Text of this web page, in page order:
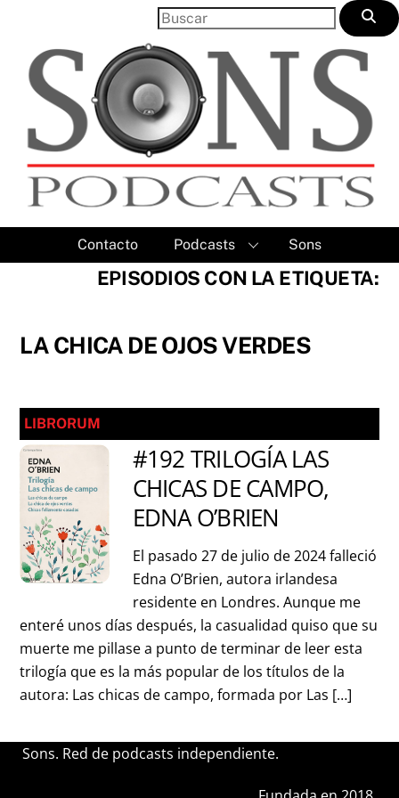
content
Contacto Podcasts Sons
EPISODIOS CON LA ETIQUETA:
LA CHICA DE OJOS VERDES
LIBRORUM
#192 TRILOGÍA LAS
CHICAS DE CAMPO,
EDNA O’BRIEN
El pasado 27 de julio de 2024 falleció
Edna O’Brien, autora irlandesa
residente en Londres. Aunque me
enteré unos días después, la casualidad quiso que su
muerte me pillase a punto de terminar de leer esta
trilogía que es la más popular de los títulos de la
autora: Las chicas de campo, formada por Las […]
Sons. Red de podcasts independiente.